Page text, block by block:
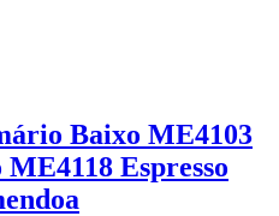
Baixo ME4103
Espresso